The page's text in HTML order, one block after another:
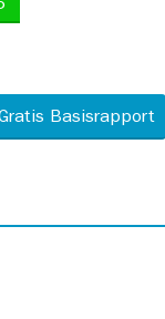
Basisrapport